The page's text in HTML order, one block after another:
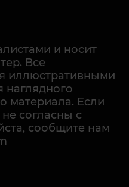
и носит
Все
иллюстративными
материала. Если
согласны с
сообщите нам